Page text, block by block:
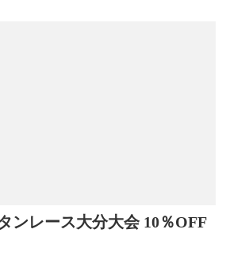
ンレース大分大会 10％OFF